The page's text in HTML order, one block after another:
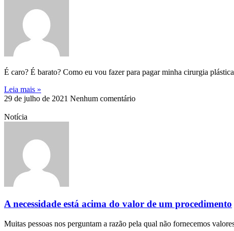
É caro? É barato? Como eu vou fazer para pagar minha cirurgia
Leia mais »
29 de julho de 2021 Nenhum comentário
Notícia
A necessidade está acima do valor de um procedimento
Muitas pessoas nos perguntam a razão pela qual não fornecemos